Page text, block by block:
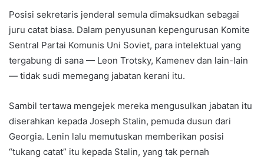
Posisi sekretaris jenderal semula dimaksudkan sebagai
juru catat biasa. Dalam penyusunan kepengurusan Komite
Sentral Partai Komunis Uni Soviet, para intelektual yang
tergabung di sana — Leon Trotsky, Kamenev dan lain-lain
— tidak sudi memegang jabatan kerani itu.
Sambil tertawa mengejek mereka mengusulkan jabatan itu
diserahkan kepada Joseph Stalin, pemuda dusun dari
Georgia. Lenin lalu memutuskan memberikan posisi
“tukang catat” itu kepada Stalin, yang tak pernah